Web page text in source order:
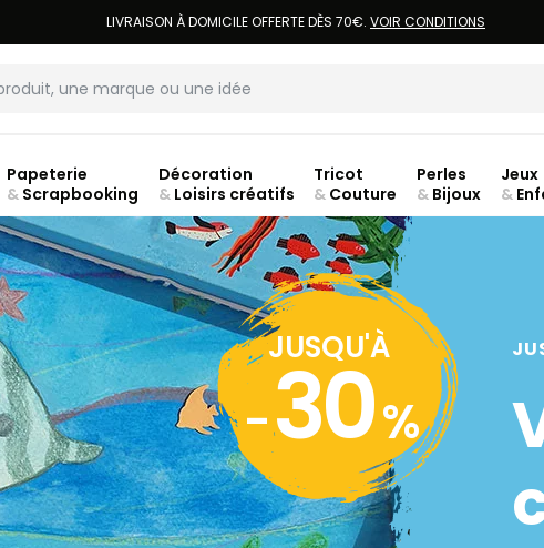
LIVRAISON À DOMICILE OFFERTE DÈS 70€. VOIR CONDITIONS
Papeterie
&Scrapbooking
Décoration
&Loisirs créatifs
Tricot
& Couture
Perles
& Bijoux
Jeux
&
JUSQU'À
-30%